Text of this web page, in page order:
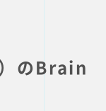
のBrain